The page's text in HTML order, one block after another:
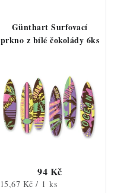
Günthart Surfovací
prkno z bílé čokolády 6ks
94 Kč
Měrná
15,67 Kč / 1 ks